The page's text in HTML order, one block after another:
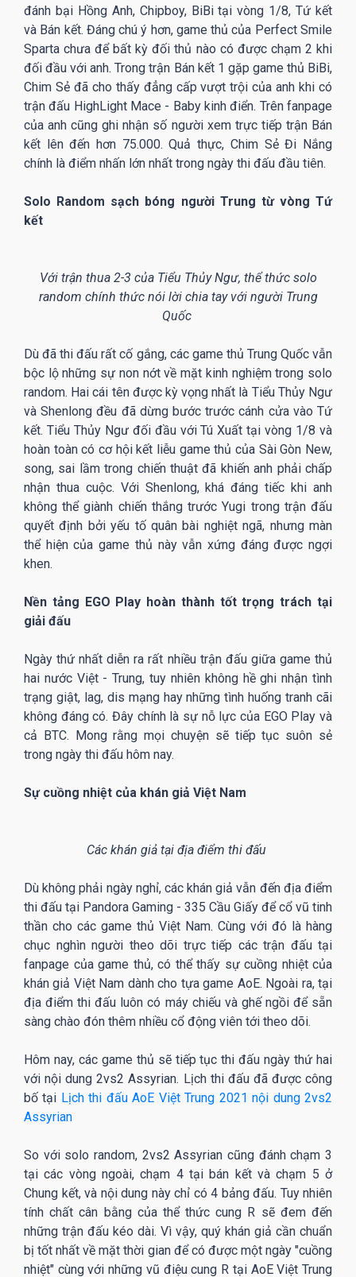
đánh bại Hồng Anh, Chipboy, BiBi tại vòng 1/8, Tứ kết
và Bán kết. Đáng chú ý hơn, game thủ của Perfect Smile
Sparta chưa để bất kỳ đối thủ nào có được chạm 2 khi
đối đầu với anh. Trong trận Bán kết 1 gặp game thủ BiBi,
Chim Sẻ đã cho thấy đẳng cấp vượt trội của anh khi có
trận đấu HighLight Mace - Baby kinh điển. Trên fanpage
của anh cũng ghi nhận số người xem trực tiếp trận Bán
kết lên đến hơn 75.000. Quả thực, Chim Sẻ Đi Nắng
chính là điểm nhấn lớn nhất trong ngày thi đấu đầu tiên.
Solo Random sạch bóng người Trung từ vòng Tứ
kết
Với trận thua 2-3 của Tiểu Thủy Ngư, thể thức solo
random chính thức nói lời chia tay với người Trung
Quốc
Dù đã thi đấu rất cố gắng, các game thủ Trung Quốc vẫn
bộc lộ những sự non nớt về mặt kinh nghiệm trong solo
random. Hai cái tên được kỳ vọng nhất là Tiểu Thủy Ngư
và Shenlong đều đã dừng bước trước cánh cửa vào Tứ
kết. Tiểu Thủy Ngư đối đầu với Tú Xuất tại vòng 1/8 và
hoàn toàn có cơ hội kết liễu game thủ của Sài Gòn New,
song, sai lầm trong chiến thuật đã khiến anh phải chấp
nhận thua cuộc. Với Shenlong, khá đáng tiếc khi anh
không thể giành chiến thắng trước Yugi trong trận đấu
quyết định bởi yếu tố quân bài nghiệt ngã, nhưng màn
thể hiện của game thủ này vẫn xứng đáng được ngợi
khen.
Nền tảng EGO Play hoàn thành tốt trọng trách tại
giải đấu
Ngày thứ nhất diễn ra rất nhiều trận đấu giữa game thủ
hai nước Việt - Trung, tuy nhiên không hề ghi nhận tình
trạng giật, lag, dis mạng hay những tình huống tranh cãi
không đáng có. Đây chính là sự nỗ lực của EGO Play và
cả BTC. Mong rằng mọi chuyện sẽ tiếp tục suôn sẻ
trong ngày thi đấu hôm nay.
Sự cuồng nhiệt của khán giả Việt Nam
Các khán giả tại địa điểm thi đấu
Dù không phải ngày nghỉ, các khán giả vẫn đến địa điểm
thi đấu tại Pandora Gaming - 335 Cầu Giấy để cổ vũ tinh
thần cho các game thủ Việt Nam. Cùng với đó là hàng
chục nghìn người theo dõi trực tiếp các trận đấu tại
fanpage của game thủ, có thể thấy sự cuồng nhiệt của
khán giả Việt Nam dành cho tựa game AoE. Ngoài ra, tại
địa điểm thi đấu luôn có máy chiếu và ghế ngồi để sẵn
sàng chào đón thêm nhiều cổ động viên tới theo dõi.
Hôm nay, các game thủ sẽ tiếp tục thi đấu ngày thứ hai
với nội dung 2vs2 Assyrian. Lịch thi đấu đã được công
bố tại Lịch thi đấu AoE Việt Trung 2021 nội dung 2vs2
Assyrian
So với solo random, 2vs2 Assyrian cũng đánh chạm 3
tại các vòng ngoài, chạm 4 tại bán kết và chạm 5 ở
Chung kết, và nội dung này chỉ có 4 bảng đấu. Tuy nhiên
tính chất cân bằng của thể thức cung R sẽ đem đến
những trận đấu kéo dài. Vì vậy, quý khán giả cần chuẩn
bị tốt nhất về mặt thời gian để có được một ngày "cuồng
nhiệt" cùng với những vũ điệu cung R tại AoE Việt Trung